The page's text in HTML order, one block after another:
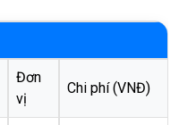
Đơn
vị
Chi phí (VNĐ)